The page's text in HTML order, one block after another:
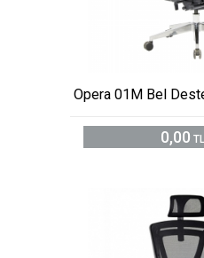
Opera 01M Bel
0,00